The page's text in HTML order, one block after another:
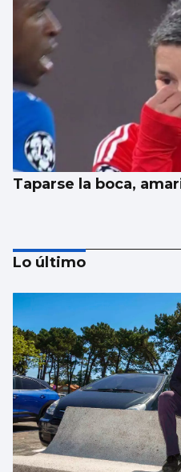
Taparse la boca,
FÚTBOL | PRIMERA
Bisiwu: "Cuando
Lo último